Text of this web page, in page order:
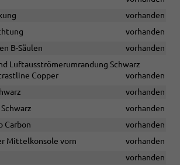
vorhanden
vorhanden
B-Säulen
vorhanden
Luftausströmerumrandung Schwarz
Copper
vorhanden
vorhanden
vorhanden
Carbon
vorhanden
Mittelkonsole vorn
vorhanden
vorhanden